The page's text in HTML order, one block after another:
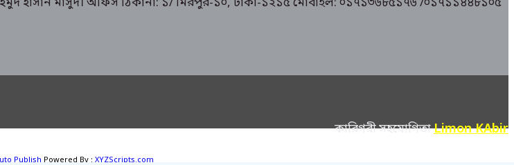
কারিগরী সহযোগিতাLimon KAbir
Publish Powered By : XYZScripts.com